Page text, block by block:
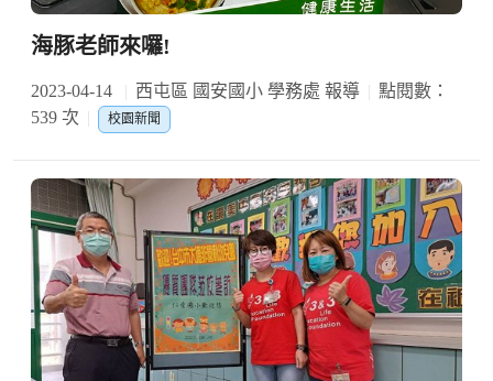
海豚老師來囉!
2023-04-14 西屯區 國安國小 學務處 報導
點閱數：
539 次
校園新聞